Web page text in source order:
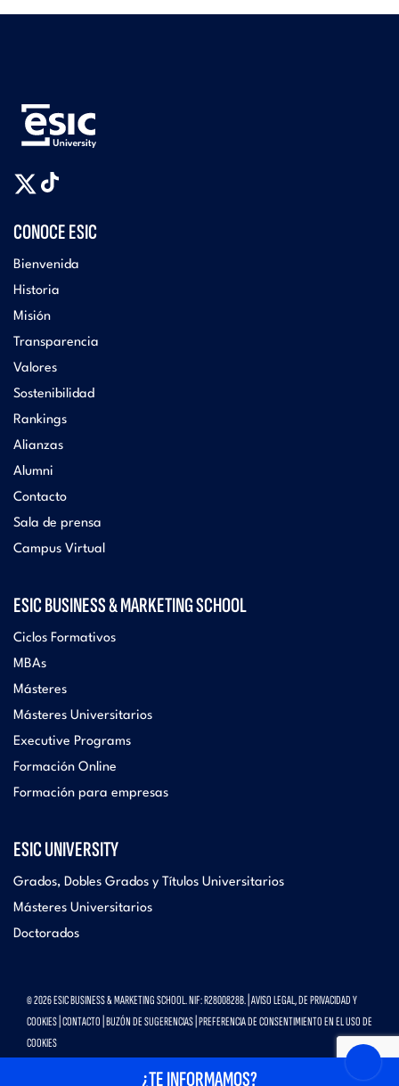
CONOCE ESIC
Bienvenida
Historia
Misión
Transparencia
Valores
Sostenibilidad
Rankings
Alianzas
Alumni
Contacto
Sala de prensa
Campus Virtual
ESIC BUSINESS & MARKETING SCHOOL
Ciclos Formativos
MBAs
Másteres
Másteres Universitarios
Executive Programs
Formación Online
Formación para empresas
ESIC UNIVERSITY
Grados, Dobles Grados y Títulos Universitarios
Másteres Universitarios
Doctorados
© 2026 ESIC BUSINESS & MARKETING SCHOOL. NIF: R2800828B. | AVISO LEGAL, DE PRIVACIDAD Y
COOKIES CONTACTO BUZÓN DE SUGERENCIAS PREFERENCIA DE CONSENTIMIENTO EN EL USO DE
COOKIES
¿TE INFORMAMOS?